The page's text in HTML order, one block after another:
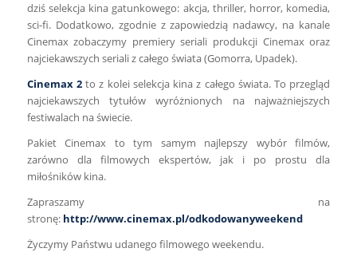
dziś selekcja kina gatunkowego: akcja, thriller, horror, komedia,
sci-fi. Dodatkowo, zgodnie z zapowiedzią nadawcy, na kanale
Cinemax zobaczymy premiery seriali produkcji Cinemax oraz
najciekawszych seriali z całego świata (Gomorra, Upadek).
Cinemax 2to z kolei selekcja kina z całego świata. To przegląd
najciekawszych tytułów wyróżnionych na najważniejszych
festiwalach na świecie.
Pakiet Cinemax to tym samym najlepszy wybór filmów,
zarówno dla filmowych ekspertów, jak i po prostu dla
miłośników kina.
Zapraszamy na
stronę: http://www.cinemax.pl/odkodowanyweekend
Życzymy Państwu udanego filmowego weekendu.